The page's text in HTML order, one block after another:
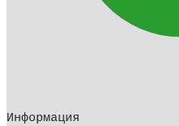
Информация